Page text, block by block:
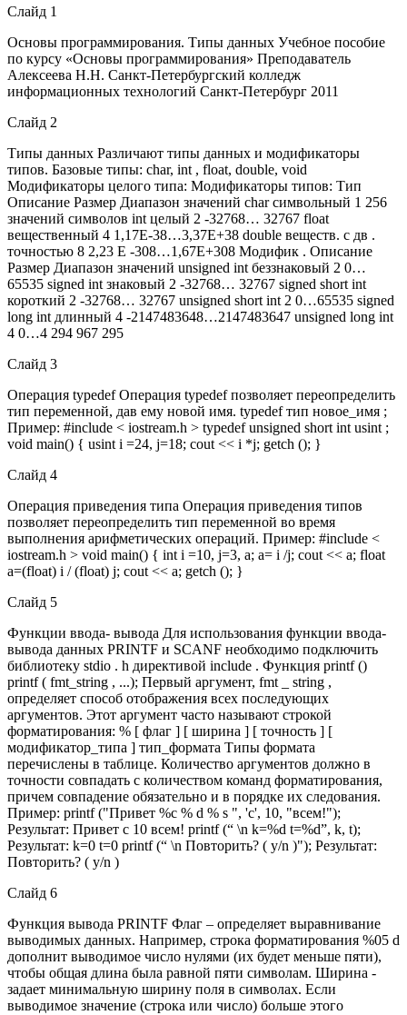
Слайд 1
Основы программирования. Типы данных Учебное пособие
по курсу «Основы программирования» Преподаватель
Алексеева Н.Н. Санкт-Петербургский колледж
информационных технологий Санкт-Петербург 2011
Слайд 2
Типы данных Различают типы данных и модификаторы
типов. Базовые типы: char, int , float, double, void
Модификаторы целого типа: Модификаторы типов: Тип
Описание Размер Диапазон значений char символьный 1 256
значений символов int целый 2 -32768… 32767 float
вещественный 4 1,17Е-38…3,37Е+38 double веществ. с дв .
точностью 8 2,23 E -308…1,67Е+308 Модифик . Описание
Размер Диапазон значений unsigned int беззнаковый 2 0…
65535 signed int знаковый 2 -32768… 32767 signed short int
короткий 2 -32768… 32767 unsigned short int 2 0…65535 signed
long int длинный 4 -2147483648…2147483647 unsigned long int
4 0…4 294 967 295
Слайд 3
Операция typedef Операция typedef позволяет переопределить
тип переменной, дав ему новой имя. typedef тип новое_имя ;
Пример: #include < iostream.h > typedef unsigned short int usint ;
void main() { usint i =24, j=18; cout << i *j; getch (); }
Слайд 4
Операция приведения типа Операция приведения типов
позволяет переопределить тип переменной во время
выполнения арифметических операций. Пример: #include <
iostream.h > void main() { int i =10, j=3, a; a= i /j; cout << a; float
a=(float) i / (float) j; cout << a; getch (); }
Слайд 5
Функции ввода- вывода Для использования функции ввода-
вывода данных PRINTF и SCANF необходимо подключить
библиотеку stdio . h директивой include . Функция printf ()
printf ( fmt_string , ...); Первый аргумент, fmt _ string ,
определяет способ отображения всех последующих
аргументов. Этот аргумент часто называют строкой
форматирования: % [ флаг ] [ ширина ] [ точность ] [
модификатор_типа ] тип_формата Типы формата
перечислены в таблице. Количество аргументов должно в
точности совпадать с количеством команд форматирования,
причем совпадение обязательно и в порядке их следования.
Пример: printf ("Привет %с % d % s ", 'с', 10, "всем!");
Результат: Привет с 10 всем! printf (“ \n k=%d t=%d”, k, t);
Результат: k=0 t=0 printf (“ \n Повторить? ( y/n )"); Результат:
Повторить? ( y/n )
Слайд 6
Функция вывода PRINTF Флаг – определяет выравнивание
выводимых данных. Например, строка форматирования %05 d
дополнит выводимое число нулями (их будет меньше пяти),
чтобы общая длина была равной пяти символам. Ширина -
задает минимальную ширину поля в символах. Если
выводимое значение (строка или число) больше этого